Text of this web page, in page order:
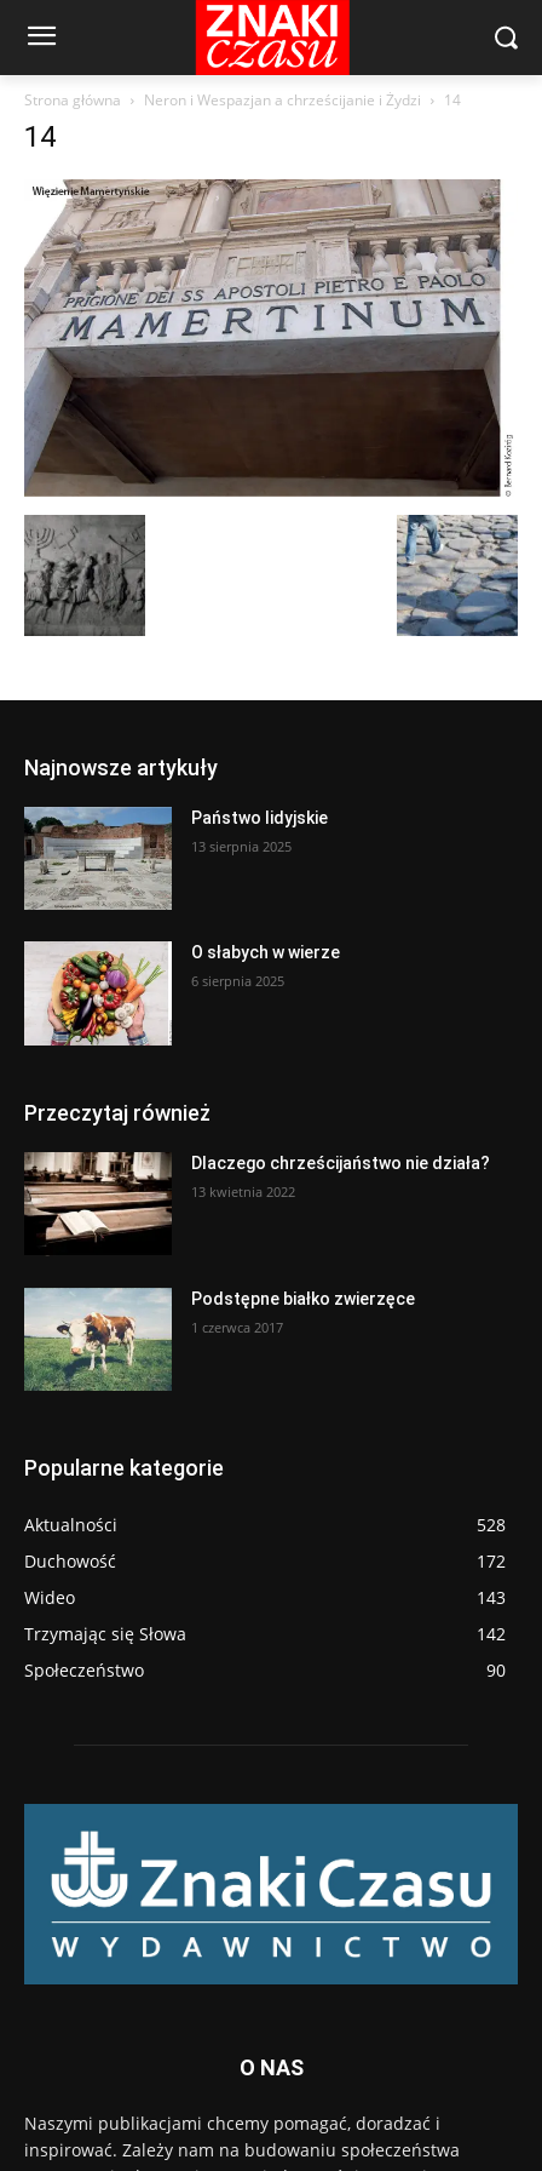
Strona główna Neron i Wespazjan a chrześcijanie i Żydzi 14
14
Najnowsze artykuły
Państwo lidyjskie
13 sierpnia 2025
O słabych w wierze
6 sierpnia 2025
Przeczytaj również
Dlaczego chrześcijaństwo nie działa?
13 kwietnia 2022
Podstępne białko zwierzęce
1 czerwca 2017
Popularne kategorie
Aktualności
528
Duchowość
172
Wideo
143
Trzymając się Słowa
142
Społeczeństwo
90
O NAS
Naszymi publikacjami chcemy pomagać, doradzać i
inspirować. Zależy nam na budowaniu społeczeństwa